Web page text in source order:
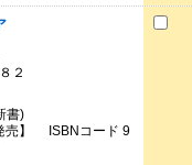
２
書)
売】 ISBNコード 9